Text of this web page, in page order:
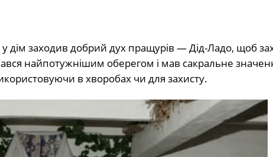
у дім заходив добрий дух пращурів — Дід-Ладо, щоб
найпотужнішим оберегом і мав сакральне
в хворобах чи для захисту.